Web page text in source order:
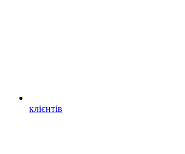
клієнтів